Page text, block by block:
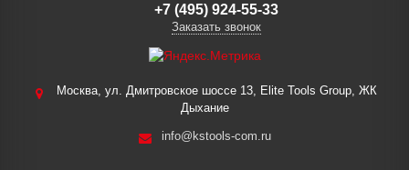
+7 (495) 924-55-33
Заказать звонок
Москва, ул. Дмитровское шоссе 13, Elite Tools Group, ЖК
Дыхание
info@kstools-com.ru